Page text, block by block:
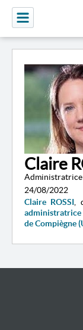
Claire
Administratrice
24/08/2022
Claire ROSSI ,
de Compiègne